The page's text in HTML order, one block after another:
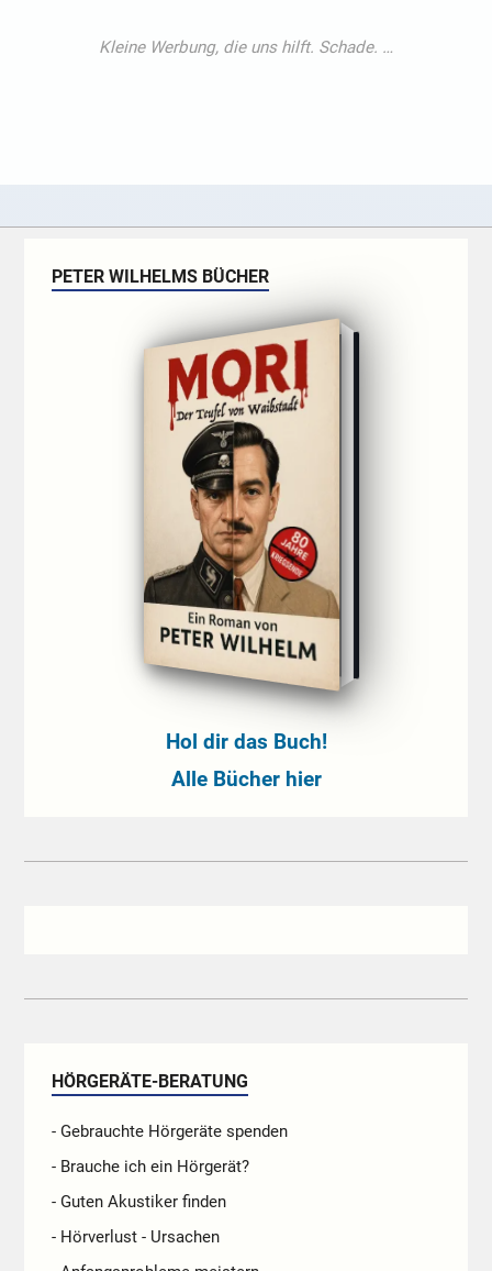
PETER WILHELMS BÜCHER
Hol dir das Buch!
Alle Bücher hier
HÖRGERÄTE-BERATUNG
- Gebrauchte Hörgeräte spenden
- Brauche ich ein Hörgerät?
- Guten Akustiker finden
- Hörverlust - Ursachen